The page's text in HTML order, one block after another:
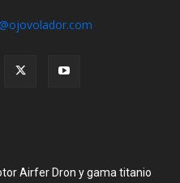
Airfer Dron y gama titanio